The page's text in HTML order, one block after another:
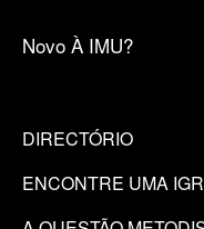
Novo À IMU?
DIRECTÓRIO
ENCONTRE UMA